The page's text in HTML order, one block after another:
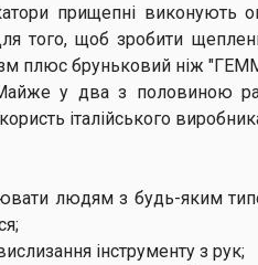
прищепні виконують
того, щоб зробити
плюс бруньковий ніж
у два з половиною
італійського
людям з будь-яким
інструменту з рук;